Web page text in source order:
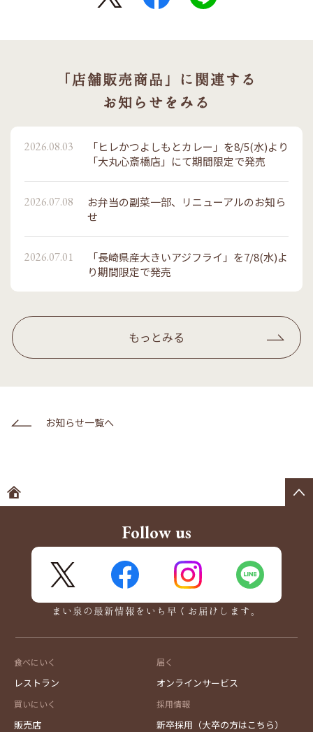
「店舗販売商品」に関連する
お知らせをみる
2026.08.03
「ヒレかつよしもとカレー」を8/5(水)より
「大丸心斎橋店」にて期間限定で発売
2026.07.08
お弁当の副菜一部、リニューアルのお知ら
せ
2026.07.01
「長崎県産大きいアジフライ」を7/8(水)よ
り期間限定で発売
もっとみる
お知らせ一覧へ
Follow us
FaceBook Instagram
まい泉の最新情報をいち早くお届けします。
食べにいく
レストラン
買いにいく
販売店
届く
オンラインサービス
採用情報
新卒採用（大卒の方はこちら）